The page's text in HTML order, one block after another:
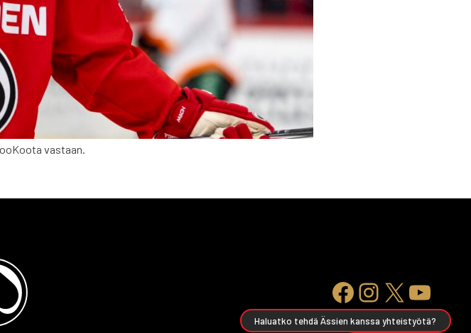
vastaan.
Haluatko tehdä Ässien kanssa yhteistyötä?